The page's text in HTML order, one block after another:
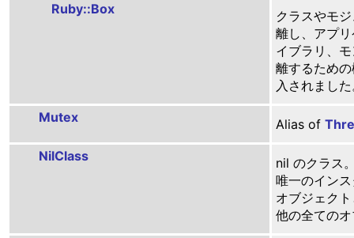
Ruby::Box
クラスやモ
離し、アプ
イブラリ、
離するため
入されまし
Mutex Alias of
NilClass
nil のクラス
唯一のイン
オブジェク
他の全ての